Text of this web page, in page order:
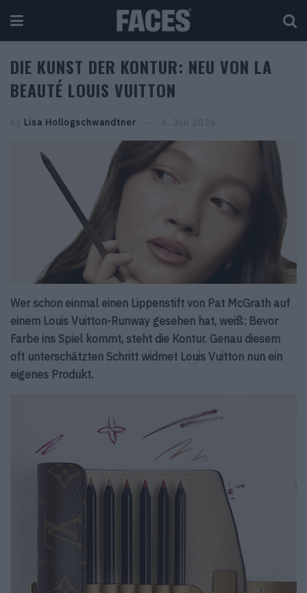
DIE KUNST DER KONTUR: NEU VON LA
BEAUTÉ LOUIS VUITTON
by Lisa Hollogschwandtner 6. Juli 2026
Wer schon einmal einen Lippenstift von Pat McGrath auf
einem Louis Vuitton-Runway gesehen hat, weiß: Bevor
Farbe ins Spiel kommt, steht die Kontur. Genau diesem
oft unterschätzten Schritt widmet Louis Vuitton nun ein
eigenes Produkt.